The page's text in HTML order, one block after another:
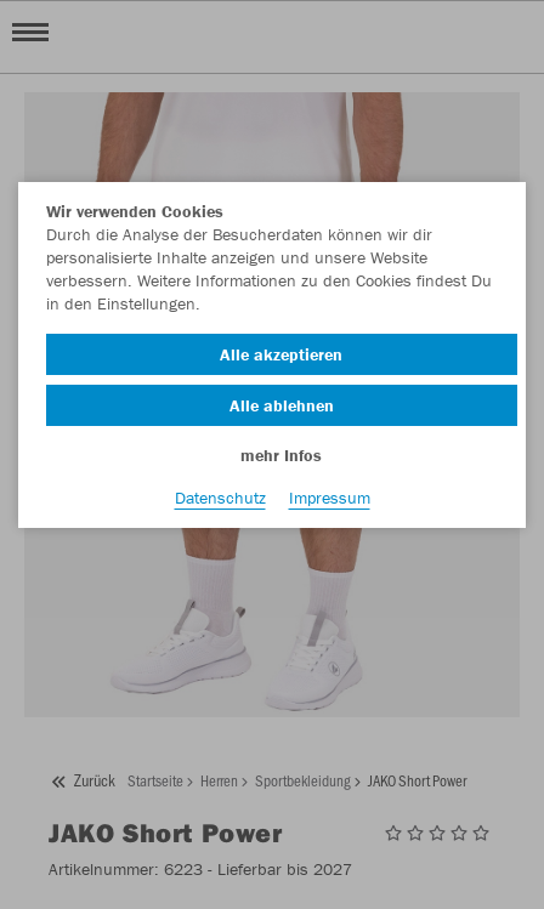
Zurück Startseite Herren Sportbekleidung JAKO Short Power
JAKO Short Power
Artikelnummer: 6223 - Lieferbar bis 2027
Wir verwenden Cookies
Durch die Analyse der Besucherdaten können wir dir
personalisierte Inhalte anzeigen und unsere Website
verbessern. Weitere Informationen zu den Cookies findest Du
in den Einstellungen.
Alle akzeptieren
Alle ablehnen
mehr Infos
Datenschutz
Impressum